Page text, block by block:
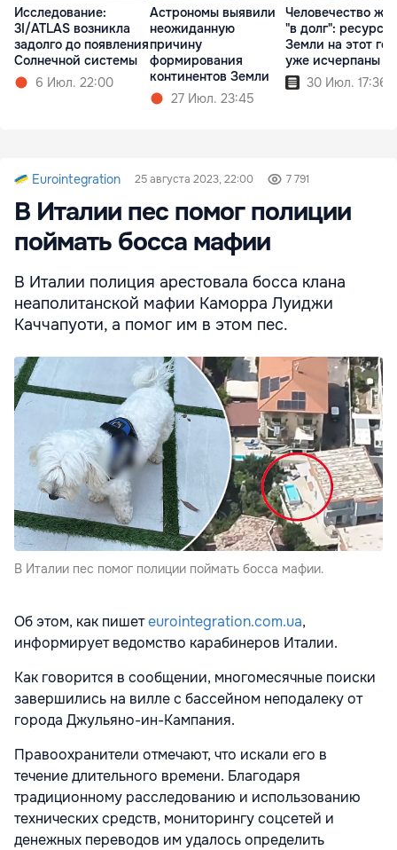
Исследование:
3I/ATLAS возникла
задолго до появления
Солнечной системы
6 Июл. 22:00
Астрономы выявили
неожиданную
причину
формирования
континентов Земли
27 Июл. 23:45
Человечество
"в долг": ресурсы
Земли на этот год
уже исчерпаны
30 Июл. 17:36
Eurointegration 25 августа 2023, 22:00 7 791
В Италии пес помог полиции
поймать босса мафии
В Италии полиция арестовала босса клана
неаполитанской мафии Каморра Луиджи
Каччапуоти, а помог им в этом пес.
В Италии пес помог полиции поймать босса мафии.
Об этом, как пишетeurointegration.com.ua,
информирует ведомство карабинеров Италии.
Как говорится в сообщении, многомесячные поиски
завершились на вилле с бассейном неподалеку от
города Джульяно-ин-Кампания.
Правоохранители отмечают, что искали его в
течение длительного времени. Благодаря
традиционному расследованию и использованию
технических средств, мониторингу соцсетей и
денежных переводов им удалось определить